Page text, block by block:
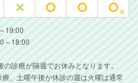
19:00
～18:00
診療が隔週でお休みとなります。
、土曜午後が休診の週は火曜は通常